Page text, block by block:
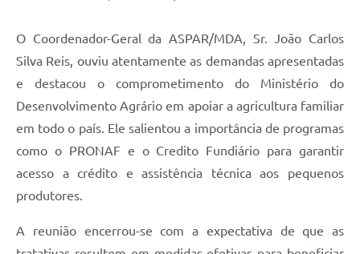
O Coordenador-Geral da ASPAR/MDA, Sr. João Carlos
Silva Reis, ouviu atentamente as demandas apresentadas
e destacou o comprometimento do Ministério do
Desenvolvimento Agrário em apoiar a agricultura familiar
em todo o país. Ele salientou a importância de programas
como o PRONAF e o Credito Fundiário para garantir
acesso a crédito e assistência técnica aos pequenos
produtores.
A reunião encerrou-se com a expectativa de que as